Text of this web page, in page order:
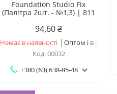
Foundation Studio Fix
(Палітра 2шт. - №1,3) | 811
94,60 ₴
Немає в наявності
Оптом і в роздріб
00032
+380 (63) 638-85-48